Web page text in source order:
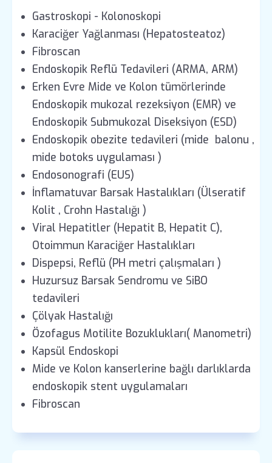
Gastroskopi - Kolonoskopi
Karaciğer Yağlanması (Hepatosteatoz)
Fibroscan
Endoskopik Reflü Tedavileri (ARMA, ARM)
Erken Evre Mide ve Kolon tümörlerinde
Endoskopik mukozal rezeksiyon (EMR) ve
Endoskopik Submukozal Diseksiyon (ESD)
Endoskopik obezite tedavileri (mide balonu ,
mide botoks uygulaması )
Endosonografi (EUS)
İnflamatuvar Barsak Hastalıkları (Ülseratif
Kolit , Crohn Hastalığı )
Viral Hepatitler (Hepatit B, Hepatit C),
Otoimmun Karaciğer Hastalıkları
Dispepsi, Reflü (PH metri çalışmaları )
Huzursuz Barsak Sendromu ve SiBO
tedavileri
Çölyak Hastalığı
Özofagus Motilite Bozuklukları( Manometri)
Kapsül Endoskopi
Mide ve Kolon kanserlerine bağlı darlıklarda
endoskopik stent uygulamaları
Fibroscan